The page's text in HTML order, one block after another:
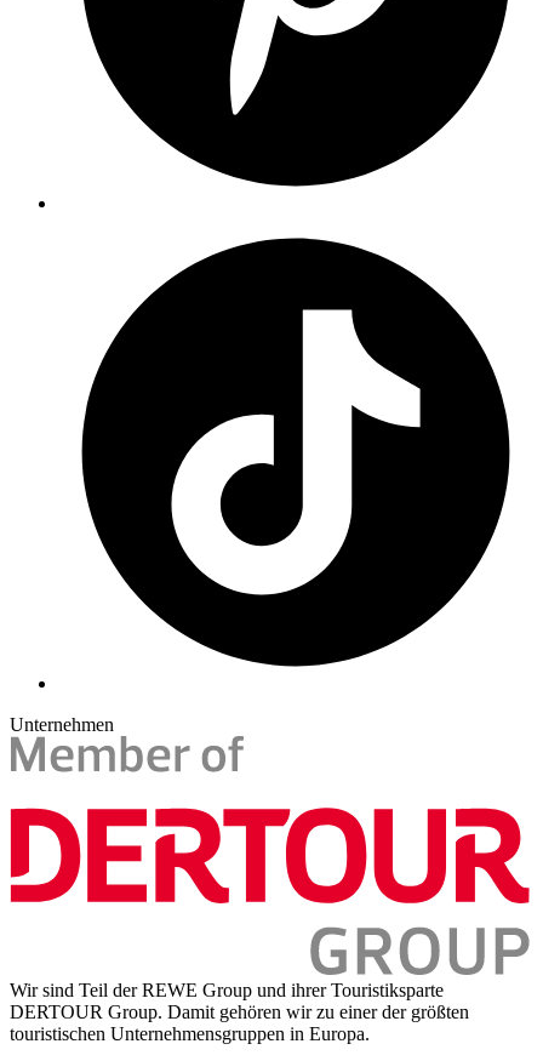
Unternehmen
Wir sind Teil der REWE Group und ihrer Touristiksparte
DERTOUR Group. Damit gehören wir zu einer der größten
touristischen Unternehmensgruppen in Europa.